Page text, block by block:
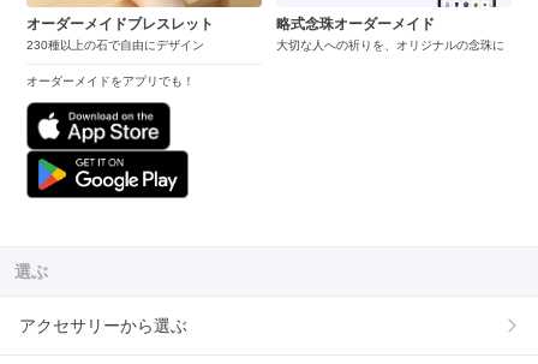
オーダーメイドブレスレット
230種以上の石で自由にデザイン
オーダーメイドをアプリでも！
略式念珠オーダーメイド
大切な人への祈りを、オリジナルの念珠に
選ぶ
アクセサリーから選ぶ